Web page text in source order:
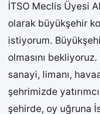
İTSO Meclis Üyesi
olarak büyükşehir
istiyorum.
olmasını
sanayi, limanı,
şehrimizde
şehirde, oy uğruna